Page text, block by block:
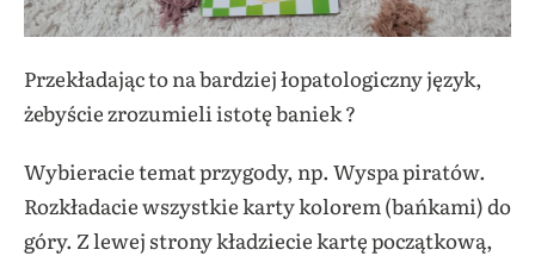
Przekładając to na bardziej łopatologiczny język,
żebyście zrozumieli istotę baniek ?
Wybieracie temat przygody, np. Wyspa piratów.
Rozkładacie wszystkie karty kolorem (bańkami) do
góry. Z lewej strony kładziecie kartę początkową,